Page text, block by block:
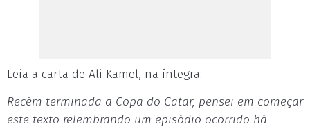
Leia a carta de Ali Kamel, na íntegra:
Recém terminada a Copa do Catar, pensei em começar
este texto relembrando um episódio ocorrido há